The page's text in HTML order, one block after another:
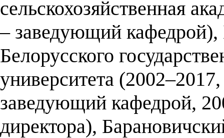
сельскохозяйственная
– заведующий
Белорусского
университета
заведующий кафедрой,
директора),